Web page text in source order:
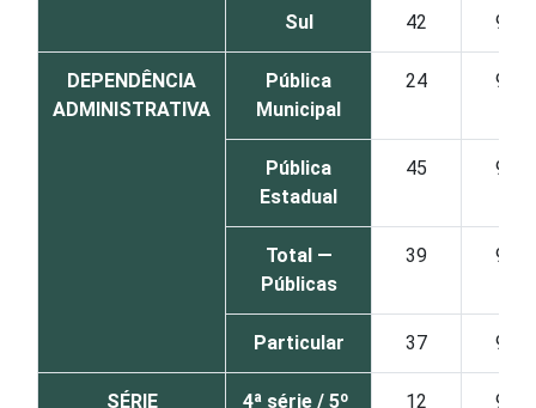
Sul 42 93
DEPENDÊNCIA
ADMINISTRATIVA
Pública
Municipal
24 97
Pública
Estadual
45 96
Total —
Públicas
39 96
Particular 37 95
SÉRIE
4ª série / 5º
12 98